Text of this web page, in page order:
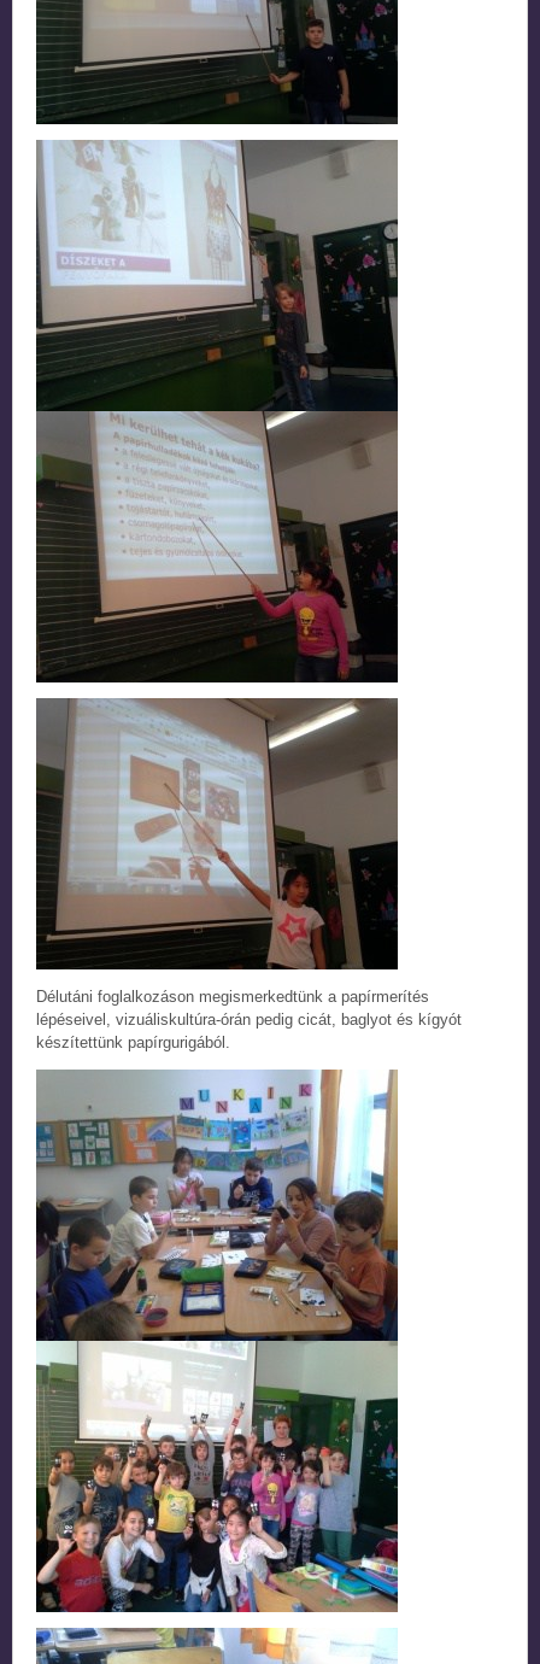
Délutáni foglalkozáson megismerkedtünk a papírmerítés
lépéseivel, vizuáliskultúra-órán pedig cicát, baglyot és kígyót
készítettünk papírgurigából.